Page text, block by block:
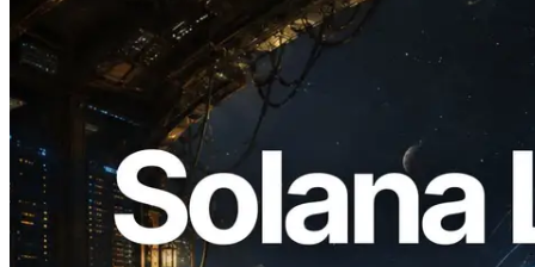
2026.08.05